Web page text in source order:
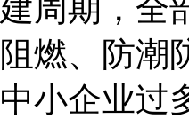
周期，全
燃、防潮
小企业过